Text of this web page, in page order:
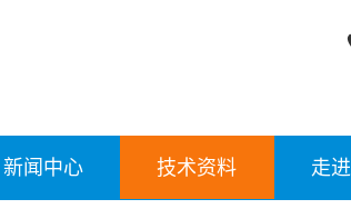
新闻中心 技术资料 走